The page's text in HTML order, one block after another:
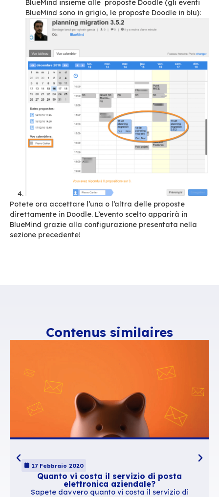
calendario BlueMind affinché quest’ultimo
visualizzato in Doodle contemporaneamente
proposte di eventi.
Ecco la configurazione in 3 passi:
Recuperate in BlueMind l’url del vostro
BlueMind in “Gestione delle condivisioni”.
Configurate il vostro Calendario BlueMind
funzione di configurazione di un flusso
Infine, visualizzate una vista del vostro
BlueMind insieme alle proposte Doodle
BlueMind sono in grigio, le proposte